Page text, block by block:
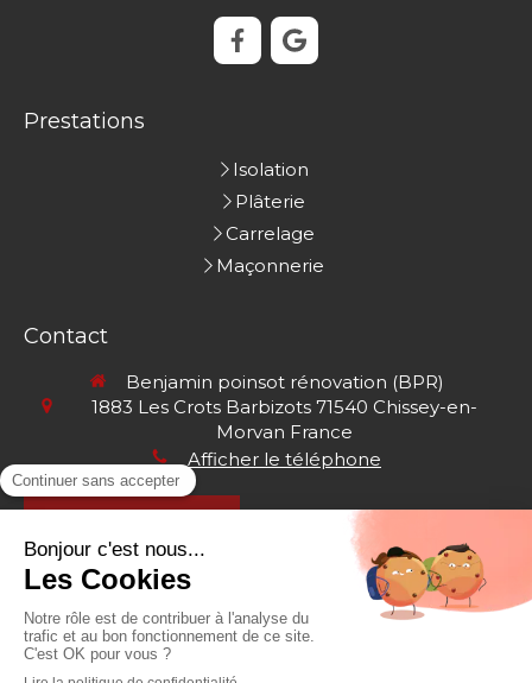
Prestations
Isolation
Plâterie
Carrelage
Maçonnerie
Contact
Benjamin poinsot rénovation (BPR)
1883 Les Crots Barbizots 71540 Chissey-en-
Morvan France
Afficher le téléphone
Plan du site
Mentions légales